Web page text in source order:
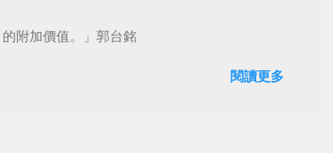
附加價值。」郭台銘
閱讀更多